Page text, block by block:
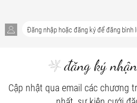
đăng ký
Cập nhật qua email các chương